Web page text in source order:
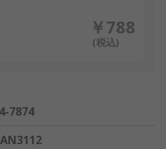
￥788
(税込)
7874